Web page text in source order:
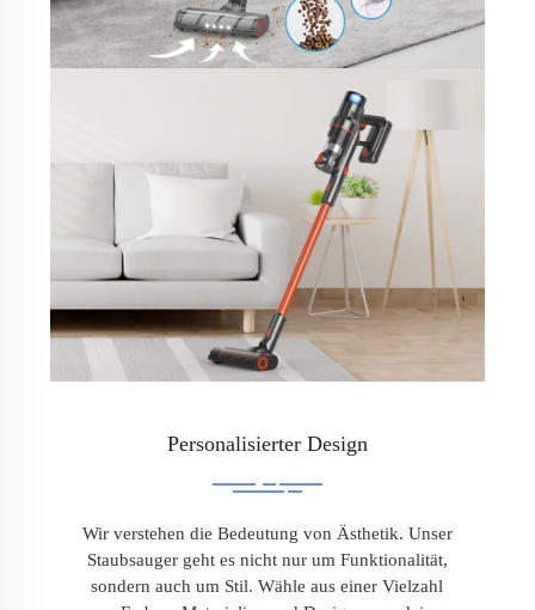
Personalisierter Design
Wir verstehen die Bedeutung von Ästhetik. Unser
Staubsauger geht es nicht nur um Funktionalität,
sondern auch um Stil. Wähle aus einer Vielzahl